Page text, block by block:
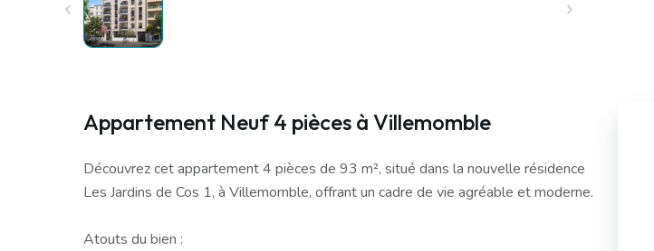
Appartement Neuf 4 pièces à Villemomble
Découvrez cet appartement 4 pièces de 93 m², situé dans la nouvelle résidence
Les Jardins de Cos 1, à Villemomble, offrant un cadre de vie agréable et moderne.
Atouts du bien :